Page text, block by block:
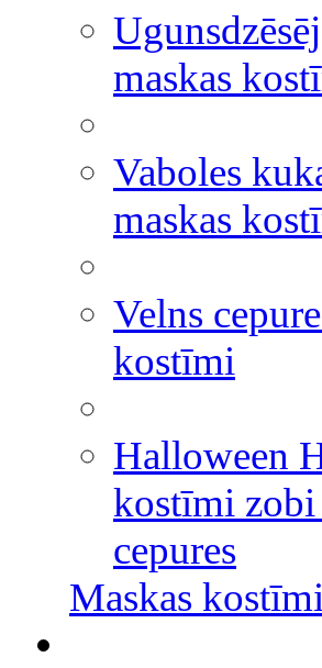
maskas
Vaboles
maskas
Velns
kostīmi
Halloween
kostīmi zobi
cepures
Maskas